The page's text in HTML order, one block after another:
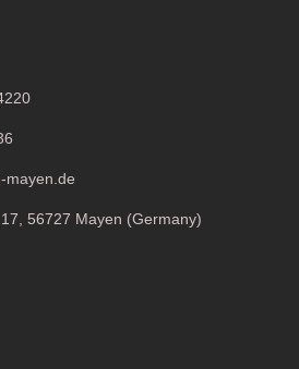
mayen.de
56727 Mayen (Germany)